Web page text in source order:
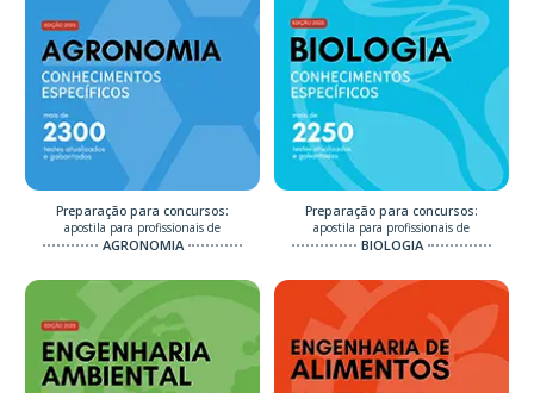
Preparação para concursos:
apostila para profissionais de
AGRONOMIA
Preparação para concursos:
apostila para profissionais de
BIOLOGIA